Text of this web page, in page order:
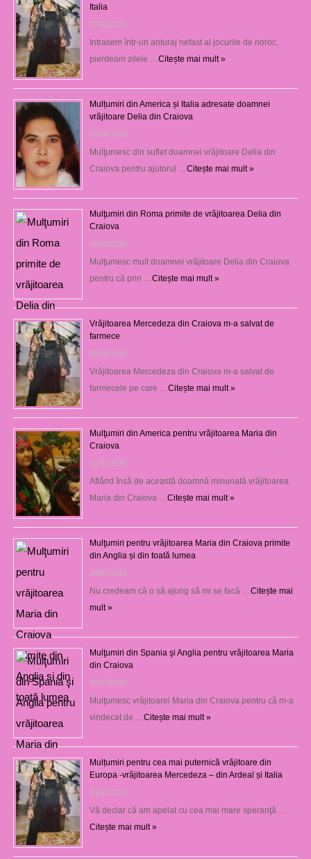
Italia
07/08/2026
Intrasem într-un anturaj nefast al jocurile de noroc,
pierdeam zilele … Citește mai mult »
Mulțumiri din America și Italia adresate doamnei
vrăjitoare Delia din Craiova
07/08/2026
Mulţumesc din suflet doamnei vrăjitoare Delia din
Craiova pentru ajutorul … Citește mai mult »
Mulţumiri din Roma primite de vrăjitoarea Delia din
Craiova
06/08/2026
Mulţumesc mult doamnei vrăjitoare Delia din Craiova
pentru că prin … Citește mai mult »
Vrăjitoarea Mercedeza din Craiova m-a salvat de
farmece
06/08/2026
Vrăjitoarea Mercedeza din Craiova m-a salvat de
farmecele pe care … Citește mai mult »
Mulţumiri din America pentru vrăjitoarea Maria din
Craiova
31/07/2026
Aflând însă de această doamnă minunată vrăjitoarea
Maria din Craiova … Citește mai mult »
Mulţumiri pentru vrăjitoarea Maria din Craiova primite
din Anglia și din toată lumea
29/07/2026
Nu credeam că o să ajung să mi se facă … Citește mai
mult »
Mulţumiri din Spania şi Anglia pentru vrăjitoarea Maria
din Craiova
28/07/2026
Mulţumesc vrăjitoarei Maria din Craiova pentru că m-a
vindecat de … Citește mai mult »
Mulțumiri pentru cea mai puternică vrăjitoare din
Europa -vrăjitoarea Mercedeza – din Ardeal și Italia
23/07/2026
Vă declar că am apelat cu cea mai mare speranţă …
Citește mai mult »